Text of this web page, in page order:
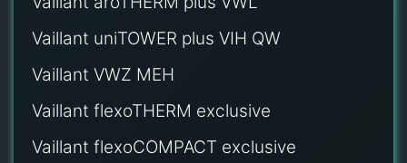
Vaillant uniTOWER plus VIH QW
Vaillant VWZ MEH
Vaillant flexoTHERM exclusive
Vaillant flexoCOMPACT exclusive